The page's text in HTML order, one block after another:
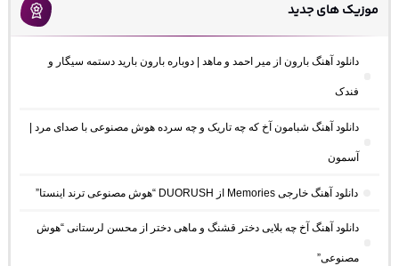
موزیک های جدید
دانلود آهنگ بارون از میر احمد و ماهد | دوباره بارون بارید دستمه سیگار و
فندک
دانلود آهنگ شبامون آخ که چه تاریک و چه سرده هوش مصنوعی با صدای مرد |
آسمون
دانلود آهنگ خارجی Memories از DUORUSH “هوش مصنوعی ترند اینستا”
دانلود آهنگ آخ چه بلایی دختر قشنگ و ماهی دختر از محسن لرستانی “هوش
مصنوعی”